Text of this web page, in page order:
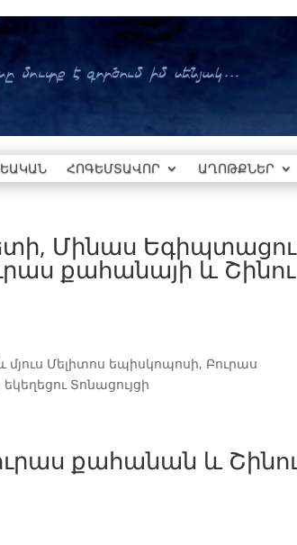
ՀՈԳԵՄՏԱՎՈՐ ԱՂՈԹՔՆԵՐ
Մինաս
քահանայի և Շինու
Մելիտոս եպիսկոպոսի, Բուրաս
Տոնացույցի
քահանան և